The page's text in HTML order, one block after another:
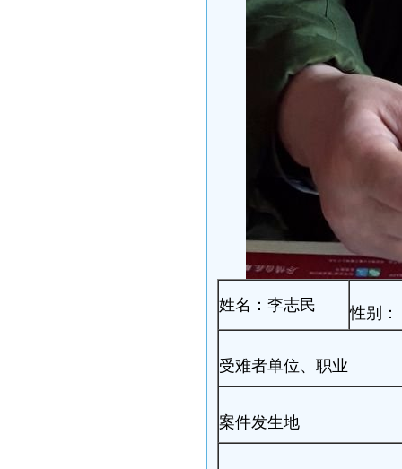
姓名：李志民 性别：
受难者单位、职业
案件发生地